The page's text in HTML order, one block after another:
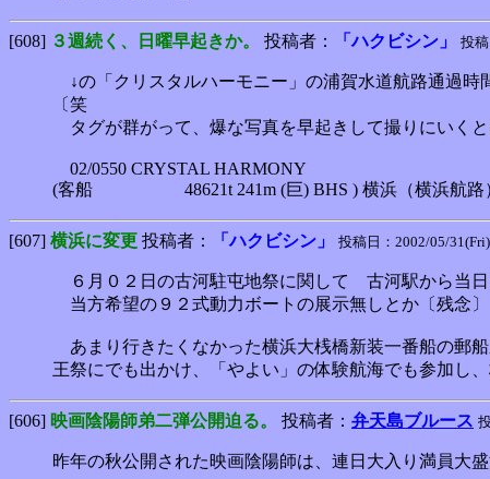
[608] ３週続く、日曜早起きか。 投稿者： 「ハクビシン」 投
↓の「クリスタルハーモニー」の浦賀水道航路通過時
〔笑
タグが群がって、爆な写真を早起きして撮りにいく
02/0550 CRYSTAL HARMONY
(客船 48621t 241m (巨) BHS ) 横
[607] 横浜に変更 投稿者： 「ハクビシン」 投稿日：2002/05/
６月０２日の古河駐屯地祭に関して 古河駅から当日
当方希望の９２式動力ボートの展示無しとか〔残念〕
あまり行きたくなかった横浜大桟橋新装一番船の郵
王祭にでも出かけ、「やよい」の体験航海でも参加し
[606] 映画陰陽師弟二弾公開迫る。 投稿者： 弁天島ブルース
昨年の秋公開された映画陰陽師は、連日大入り満員大